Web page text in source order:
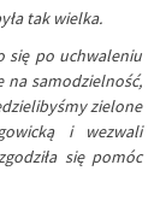
tak wielka.
się po uchwaleniu
na samodzielność,
zielone
i wezwali
się pomóc